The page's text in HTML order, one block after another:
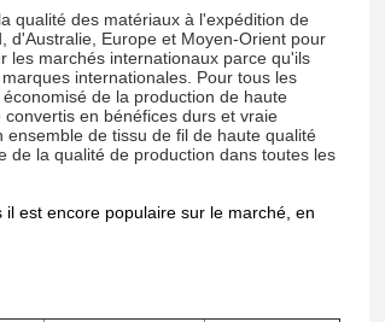
qualité des matériaux à l'expédition de
d'Australie, Europe et Moyen-Orient pour
les marchés internationaux parce qu'ils
internationales. Pour tous les
de la production de haute
en bénéfices durs et vraie
de tissu de fil de haute qualité
de la qualité de production dans toutes les
est encore populaire sur le marché, en